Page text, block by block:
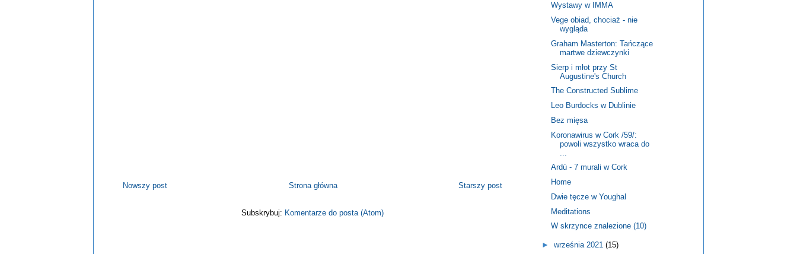
Nowszy post Starszy post
Strona główna
Subskrybuj: Komentarze do posta (Atom)
Wystawy w IMMA
Vege obiad, chociaż - nie
wygląda
Graham Masterton: Tańczące
martwe dziewczynki
Sierp i młot przy St
Augustine's Church
The Constructed Sublime
Leo Burdocks w Dublinie
Bez mięsa
Koronawirus w Cork /59/:
powoli wszystko wraca do
Ardú - 7 murali w Cork
Home
Dwie tęcze w Youghal
Meditations
W skrzynce znalezione (10)
► września 2021 (15)